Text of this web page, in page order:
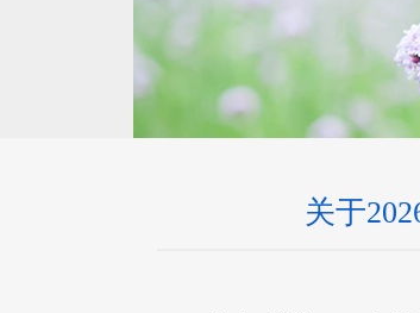
关于